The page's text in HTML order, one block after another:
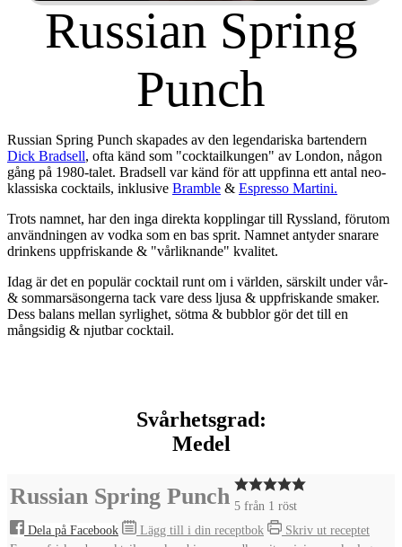
Russian Spring
Punch
Russian Spring Punch skapades av den legendariska bartendern
Dick Bradsell, ofta känd som "cocktailkungen" av London, någon
gång på 1980-talet. Bradsell var känd för att uppfinna ett antal neo-
klassiska cocktails, inklusive Bramble & Espresso Martini.
Trots namnet, har den inga direkta kopplingar till Ryssland, förutom
användningen av vodka som en bas sprit. Namnet antyder snarare
drinkens uppfriskande & "vårliknande" kvalitet.
Idag är det en populär cocktail runt om i världen, särskilt under vår-
& sommarsäsongerna tack vare dess ljusa & uppfriskande smaker.
Dess balans mellan syrlighet, sötma & bubblor gör det till en
mångsidig & njutbar cocktail.
Svårhetsgrad:
Medel
Russian Spring Punch 5 från 1 röst
Dela på Facebook
Lägg till i din receptbok
Skriv ut receptet